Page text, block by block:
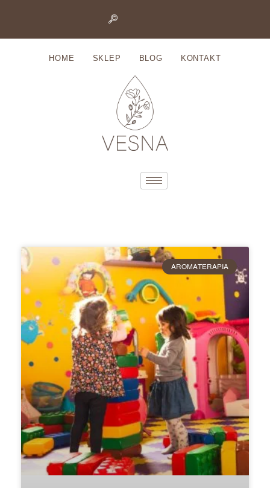
HOME SKLEP BLOG KONTAKT
AROMATERAPIA